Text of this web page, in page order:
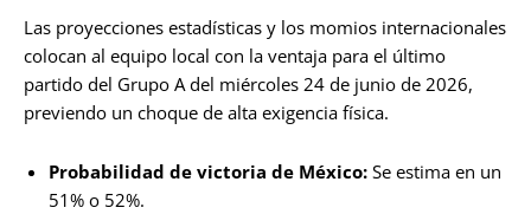
Las proyecciones estadísticas y los momios internacionales
colocan al equipo local con la ventaja para el último
partido del Grupo A del miércoles 24 de junio de 2026,
previendo un choque de alta exigencia física.
Probabilidad de victoria de México: Se estima en un
51% o 52%.